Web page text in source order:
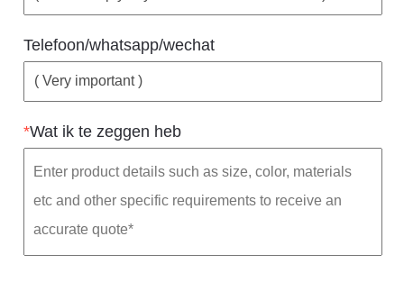
Telefoon/whatsapp/wechat
*Wat ik te zeggen heb